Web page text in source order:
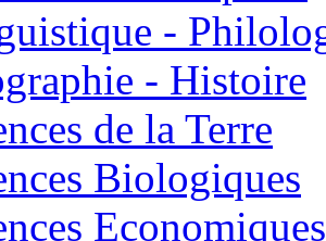
-
- Histoire
de la Terre
Biologiques
Economiques